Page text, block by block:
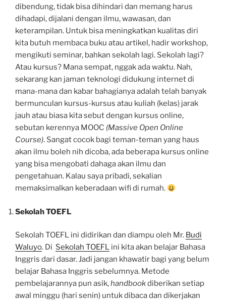
dibendung, tidak bisa dihindari dan memang harus
dihadapi, dijalani dengan ilmu, wawasan, dan
keterampilan. Untuk bisa meningkatkan kualitas diri
kita butuh membaca buku atau artikel, hadir workshop,
mengikuti seminar, bahkan sekolah lagi. Sekolah lagi?
Atau kursus? Mana sempat, nggak ada waktu. Nah,
sekarang kan jaman teknologi didukung internet di
mana-mana dan kabar bahagianya adalah telah banyak
bermunculan kursus-kursus atau kuliah (kelas) jarak
jauh atau biasa kita sebut dengan kursus online,
sebutan kerennya MOOC (Massive Open Online
Course). Sangat cocok bagi teman-teman yang haus
akan ilmu boleh nih dicoba, ada beberapa kursus online
yang bisa mengobati dahaga akan ilmu dan
pengetahuan. Kalau saya pribadi, sekalian
memaksimalkan keberadaan wifi di rumah.
Sekolah TOEFL
Sekolah TOEFL ini didirikan dan diampu oleh Mr. Budi
Waluyo. Di Sekolah TOEFL ini kita akan belajar Bahasa
Inggris dari dasar. Jadi jangan khawatir bagi yang belum
belajar Bahasa Inggris sebelumnya. Metode
pembelajarannya pun asik,handbookdiberikan setiap
awal minggu (hari senin) untuk dibaca dan dikerjakan